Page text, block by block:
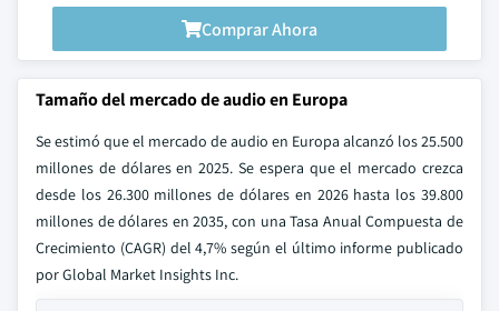
Comprar Ahora
Tamaño del mercado de audio en Europa
Se estimó que el mercado de audio en Europa alcanzó los 25.500
millones de dólares en 2025. Se espera que el mercado crezca
desde los 26.300 millones de dólares en 2026 hasta los 39.800
millones de dólares en 2035, con una Tasa Anual Compuesta de
Crecimiento (CAGR) del 4,7% según el último informe publicado
por Global Market Insights Inc.